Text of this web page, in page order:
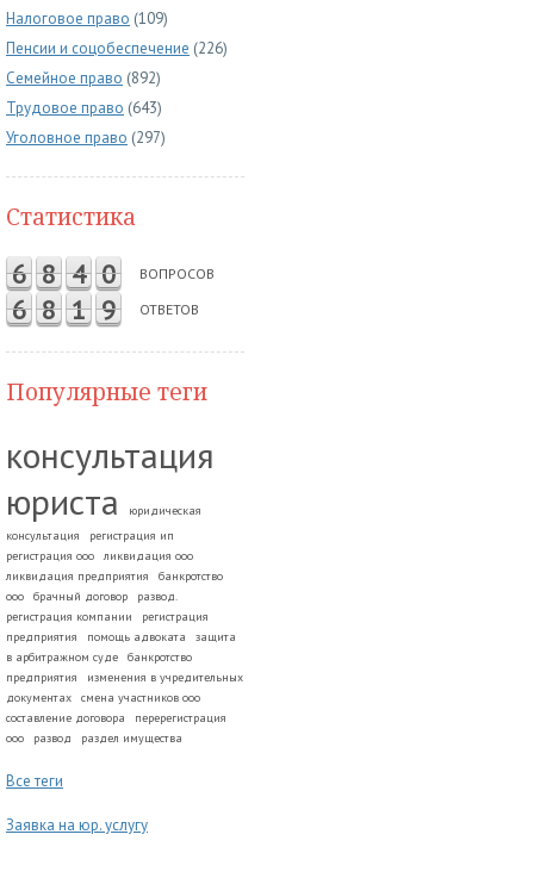
Налоговое право (109)
Пенсии и соцобеспечение (226)
Семейное право (892)
Трудовое право (643)
Уголовное право (297)
Статистика
6 8 4 0 ВОПРОСОВ
6 8 1 9 ОТВЕТОВ
Популярные теги
консультация
юриста
юридическая
консультация
регистрация ип
регистрация ооо
ликвидация ооо
ликвидация предприятия
банкротство
ооо
брачный договор
развод.
регистрация компании
регистрация
предприятия
помощь адвоката
защита
в арбитражном суде
банкротство
предприятия
изменения в учредительных
документах
смена участников ооо
составление договора
перерегистрация
ооо
развод раздел имущества
Все теги
Заявка на юр. услугу